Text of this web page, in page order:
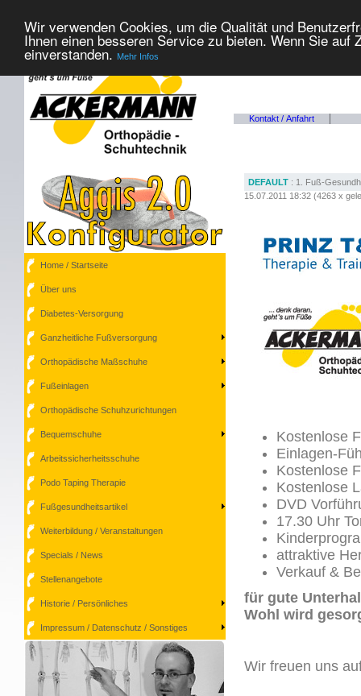
Wir verwenden Cookies, um die Qualität und
Ihnen einen besseren Service zu bieten. Wenn Sie
einverstanden. Mehr Infos
Kontakt / Anfahrt
Home / Startseite
Über uns
Diabetes-Versorgung
Ganzheitliche Fußversorgung
Orthopädische Maßschuhe
Fußeinlagen
Orthopädische Schuhzurichtungen
Bequemschuhe
Arbeitssicherheitsschuhe
Podo Taping Therapie
Fußgesundheitsartikel
Weiterbildung / Veranstaltungen
Specials / News
Stellenangebote
Historie / Persönliches
Impressum / Datenschutz / Sonstiges
DEFAULT : 1. Fuß-
15.07.2011 18:32 (4263 x
Kostenlose
Einlagen-
Kostenlose
Kostenlose
DVD
17.30 Uhr
attraktive
Verkauf &
für gute
Wohl wird
Wir freuen uns